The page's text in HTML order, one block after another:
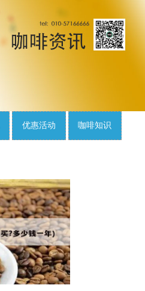
优惠活动 咖啡知识